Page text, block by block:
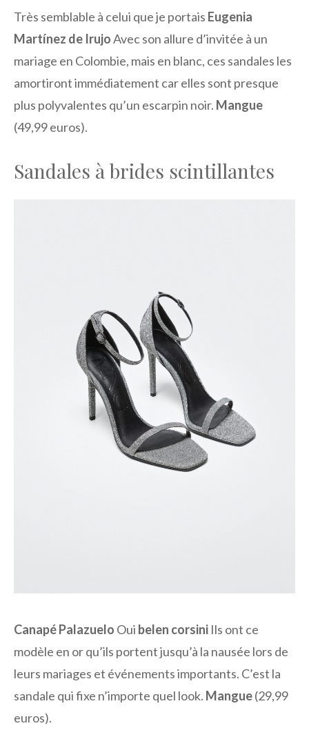
Très semblable à celui que je portais Eugenia
Martínez de IrujoAvec son allure d’invitée à un
mariage en Colombie, mais en blanc, ces sandales les
amortiront immédiatement car elles sont presque
plus polyvalentes qu’un escarpin noir. Mangue
(49,99 euros).
Sandales à brides scintillantes
Canapé Palazuelo Oui belen corsini Ils ont ce
modèle en or qu’ils portent jusqu’à la nausée lors de
leurs mariages et événements importants. C’est la
sandale qui fixe n’importe quel look. Mangue(29,99
euros).